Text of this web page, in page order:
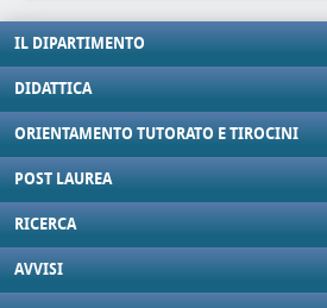
IL DIPARTIMENTO
DIDATTICA
ORIENTAMENTO TUTORATO E TIROCINI
POST LAUREA
RICERCA
AVVISI